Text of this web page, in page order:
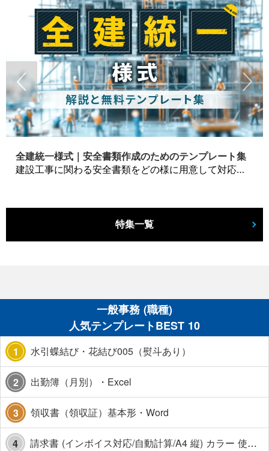
全建統一様式｜安全書類作成のためのテンプレート集
建設工事に関わる安全書類をどの様に用意して対応するか？関連書式テンプレートから書き方の注意点などの役立つコラムをbizoceanがお届けします。
特集一覧
一般事務 (職種)
人気テンプレートBEST 10
1 水引蝶結び・花結び005（熨斗あり）
2 出勤簿（月別）・Excel
3 領収書（領収証）基本形・Word
4 請求書 (インボイス対応/自動計算/A4 縦) カラー 使い方解説あり